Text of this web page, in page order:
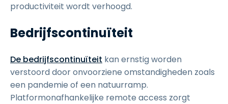
productiviteit wordt verhoogd.
Bedrijfscontinuïteit
De bedrijfscontinuïteit kan ernstig worden
verstoord door onvoorziene omstandigheden zoals
een pandemie of een natuurramp.
Platformonafhankelijke remote access zorgt